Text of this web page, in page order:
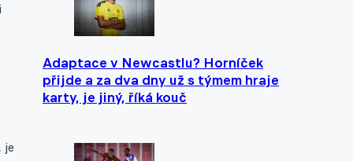
Adaptace v Newcastlu? Horníček
přijde a za dva dny už s týmem hraje
karty, je jiný, říká kouč
je